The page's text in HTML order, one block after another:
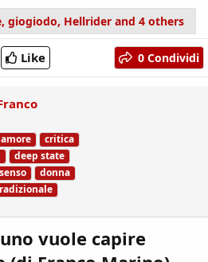
, giogiodo, Hellrider and 4 others
Like 0 Condividi
amore
critica
deep state
donna
vuole capire